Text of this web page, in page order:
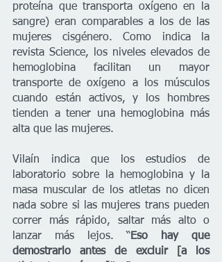
proteína que transporta oxígeno en la
sangre) eran comparables a los de las
mujeres cisgénero. Como indica la
revista Science, los niveles elevados de
hemoglobina facilitan un mayor
transporte de oxígeno a los músculos
cuando están activos, y los hombres
tienden a tener una hemoglobina más
alta que las mujeres.
Vilaín indica que los estudios de
laboratorio sobre la hemoglobina y la
masa muscular de los atletas no dicen
nada sobre si las mujeres trans pueden
correr más rápido, saltar más alto o
lanzar más lejos. “Eso hay que
demostrarlo antes de excluir [a los